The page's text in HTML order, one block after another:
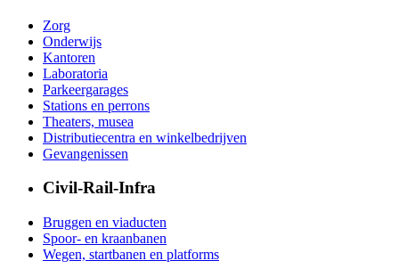
Zorg
Onderwijs
Kantoren
Laboratoria
Parkeergarages
Stations en perrons
Theaters, musea
Distributiecentra en winkelbedrijven
Gevangenissen
Civil-Rail-Infra
Bruggen en viaducten
Spoor- en kraanbanen
Wegen, startbanen en platforms